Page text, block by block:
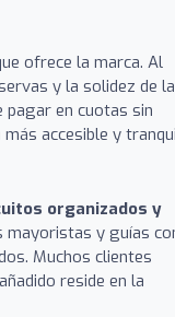
ofrece la marca. Al
y la solidez de la
pagar en cuotas sin
accesible y
organizados y
mayoristas y guías
Muchos clientes
reside en la